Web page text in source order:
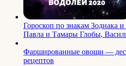
Гороскоп по знакам Зодиака
Павла и Тамары Глобы,
Фаршированные овощи —
рецептов